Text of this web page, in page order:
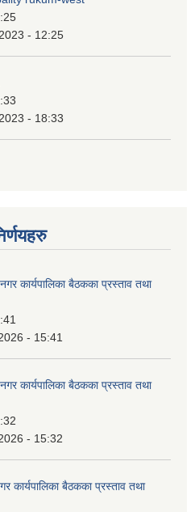
- 12:25
- 18:33
कार्यपालिका बैठकका प्रस्ताव तथा
- 15:41
कार्यपालिका बैठकका प्रस्ताव तथा
- 15:32
बैठकका प्रस्ताव तथा